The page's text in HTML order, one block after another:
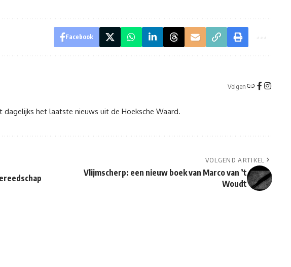
Facebook
Volgen
dagelijks het laatste nieuws uit de Hoeksche Waard.
VOLGEND ARTIKEL
Vlijmscherp: een nieuw boek van Marco van ’t
Woudt